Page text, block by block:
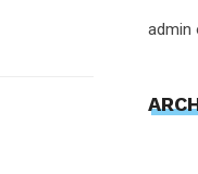
admin